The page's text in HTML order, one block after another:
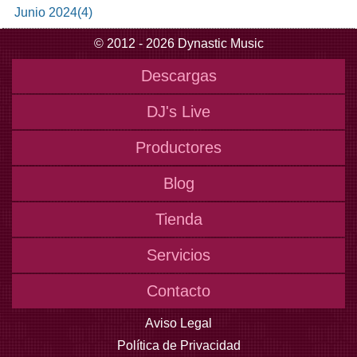
Junio 2024(4)
© 2012 - 2026 Dynastic Music
Descargas
DJ's Live
Productores
Blog
Tienda
Servicios
Contacto
Aviso Legal
Política de Privacidad